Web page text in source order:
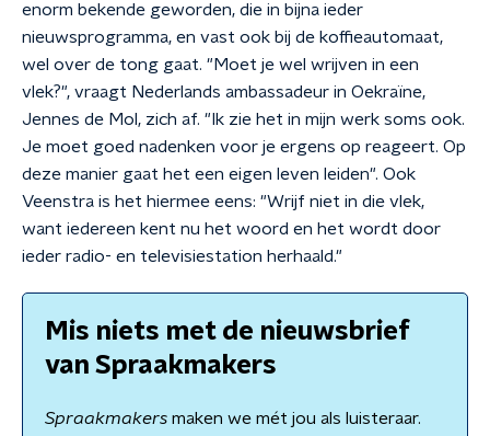
enorm bekende geworden, die in bijna ieder
nieuwsprogramma, en vast ook bij de koffieautomaat,
wel over de tong gaat. "Moet je wel wrijven in een
vlek?", vraagt Nederlands ambassadeur in Oekraïne,
Jennes de Mol, zich af. "Ik zie het in mijn werk soms ook.
Je moet goed nadenken voor je ergens op reageert. Op
deze manier gaat het een eigen leven leiden". Ook
Veenstra is het hiermee eens: "Wrijf niet in die vlek,
want iedereen kent nu het woord en het wordt door
ieder radio- en televisiestation herhaald."
Mis niets met de nieuwsbrief
van Spraakmakers
Spraakmakers maken we mét jou als luisteraar.